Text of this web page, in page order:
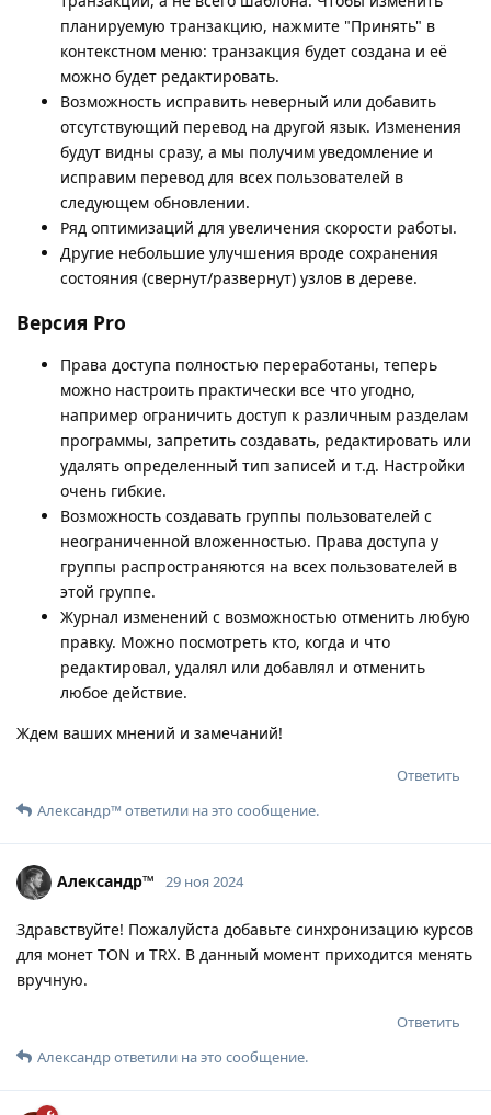
планируемую транзакцию, нажмите "Принять" в
контекстном меню: транзакция будет создана и её
можно будет редактировать.
Возможность исправить неверный или добавить
отсутствующий перевод на другой язык. Изменения
будут видны сразу, а мы получим уведомление и
исправим перевод для всех пользователей в
следующем обновлении.
Ряд оптимизаций для увеличения скорости работы.
Другие небольшие улучшения вроде сохранения
состояния (свернут/развернут) узлов в дереве.
Версия Pro
Права доступа полностью переработаны, теперь
можно настроить практически все что угодно,
например ограничить доступ к различным разделам
программы, запретить создавать, редактировать или
удалять определенный тип записей и т.д. Настройки
очень гибкие.
Возможность создавать группы пользователей с
неограниченной вложенностью. Права доступа у
группы распространяются на всех пользователей в
этой группе.
Журнал изменений с возможностью отменить любую
правку. Можно посмотреть кто, когда и что
редактировал, удалял или добавлял и отменить
любое действие.
Ждем ваших мнений и замечаний!
Ответить
Александр™ ответили на это сообщение.
Александр™ 29 ноя 2024
Здравствуйте! Пожалуйста добавьте синхронизацию курсов
для монет TON и TRX. В данный момент приходится менять
вручную.
Ответить
Александрответили на это сообщение.